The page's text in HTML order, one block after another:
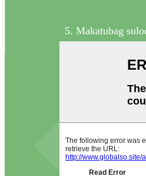
5. Makatubag